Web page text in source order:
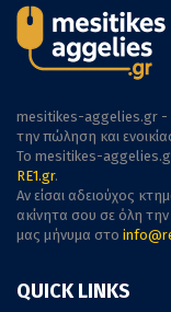
mesitikes-aggelies.gr -
την πώληση και
To mesitikes-
RE1.gr.
Αν είσαι αδειούχος
ακίνητα σου σε όλη
μας μήνυμα στο
QUICK LINKS